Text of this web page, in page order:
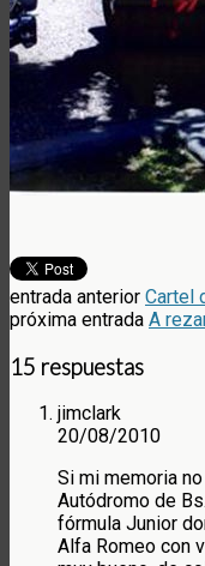
entrada anterior Cartel
próxima entrada A
15 respuestas
jimclark
20/08/2010
Si mi memoria
Autódromo de
fórmula Junior
Alfa Romeo con